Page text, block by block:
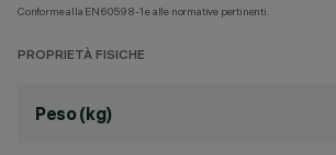
Conforme alla EN60598-1 e alle normative pertinenti.
PROPRIETÀ FISICHE
Peso (kg)